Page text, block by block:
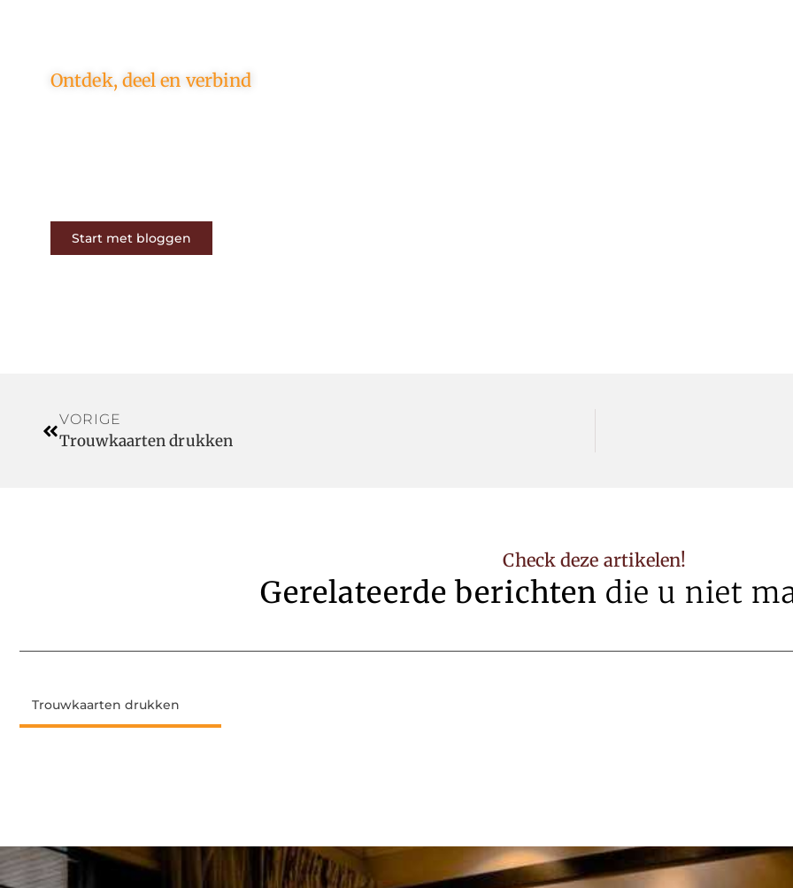
Ontdek, deel en verbind
Start met bloggen
VORIGE
Trouwkaarten drukken
Check deze artikelen!
Gerelateerde berichten die u niet
Trouwkaarten drukken